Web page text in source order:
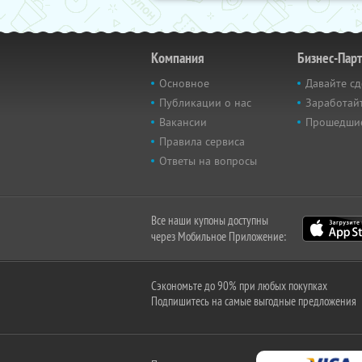
Компания
Основное
Публикации о нас
Вакансии
Правила сервиса
Ответы на вопросы
Бизнес-
Давайте
Все наши купоны доступны
через Мобильное Приложение:
Сэкономьте до 90% при любых покупках
Подпишитесь на самые выгодные предложения